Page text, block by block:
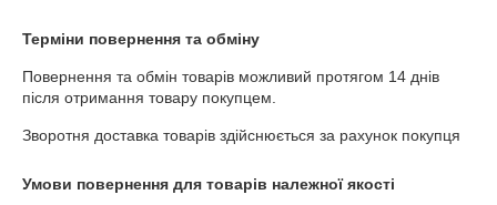
Терміни повернення та обміну
Повернення та обмін товарів можливий протягом 14 днів
після отримання товару покупцем.
Зворотня доставка товарів здійснюється за рахунок покупця
Умови повернення для товарів належної якості